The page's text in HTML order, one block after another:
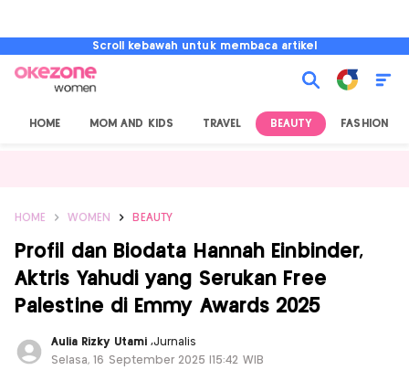
Scroll kebawah untuk membaca artikel
HOME MOM AND KIDS TRAVEL BEAUTY FASHION
HOME WOMEN BEAUTY
Profil dan Biodata Hannah Einbinder,
Aktris Yahudi yang Serukan Free
Palestine di Emmy Awards 2025
Aulia Rizky Utami ,Jurnalis
Selasa, 16 September 2025 |15:42 WIB